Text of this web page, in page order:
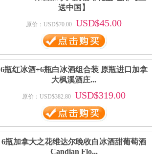
送中国】
原价：USD$70.00 USD$45.00
6瓶红冰酒+6瓶白冰酒组合装 原瓶进口加拿
大枫溪酒庄...
原价：USD$382.80 USD$319.00
6瓶加拿大之花维达尔晚收白冰酒甜葡萄酒
Candian Flo...